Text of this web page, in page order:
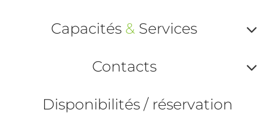
ou
Capacités & Services
ou
Contacts
Disponibilités / réservation